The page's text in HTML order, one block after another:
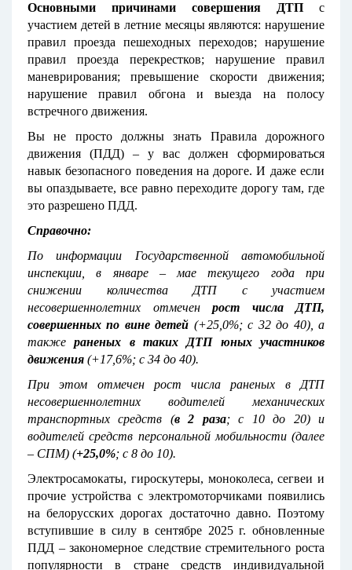
Основными причинами совершения ДТП с
участием детей в летние месяцы являются: нарушение
правил проезда пешеходных переходов; нарушение
правил проезда перекрестков; нарушение правил
маневрирования; превышение скорости движения;
нарушение правил обгона и выезда на полосу
встречного движения.
Вы не просто должны знать Правила дорожного
движения (ПДД) – у вас должен сформироваться
навык безопасного поведения на дороге. И даже если
вы опаздываете, все равно переходите дорогу там, где
это разрешено ПДД.
Справочно:
По информации Государственной автомобильной
инспекции, в январе – мае текущего года при
снижении количества ДТП с участием
несовершеннолетних отмечен рост числа ДТП,
совершенных по вине детей (+25,0%; с 32 до 40), а
такжераненых в таких ДТП юных участников
движения (+17,6%; с 34 до 40).
При этом отмечен рост числа раненых в ДТП
несовершеннолетних водителей механических
транспортных средств (в 2 раза; с 10 до 20) и
водителей средств персональной мобильности (далее
– СПМ) (+25,0%; с 8 до 10).
Электросамокаты, гироскутеры, моноколеса, сегвеи и
прочие устройства с электромоторчиками появились
на белорусских дорогах достаточно давно. Поэтому
вступившие в силу в сентябре 2025 г. обновленные
ПДД – закономерное следствие стремительного роста
популярности в стране средств индивидуальной